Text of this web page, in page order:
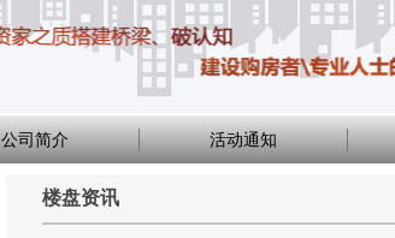
公司简介 活动通知
楼盘资讯